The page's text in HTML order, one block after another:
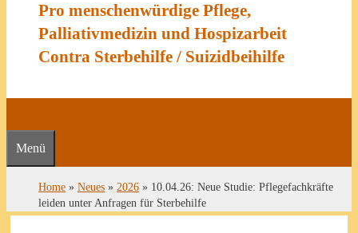
Pro menschenwürdige Pflege,
Palliativmedizin und Hospizarbeit
Contra Sterbehilfe / Suizidbeihilfe
Menü
Home » Neues » 2026 » 10.04.26: Neue Studie: Pflegefachkräfte
leiden unter Anfragen für Sterbehilfe